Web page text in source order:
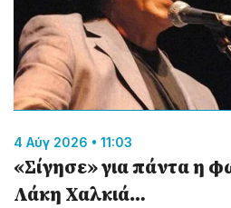
4 Αύγ 2026 • 11:03
«Σίγησε» για πάντα η
Λάκη Χαλκιά…